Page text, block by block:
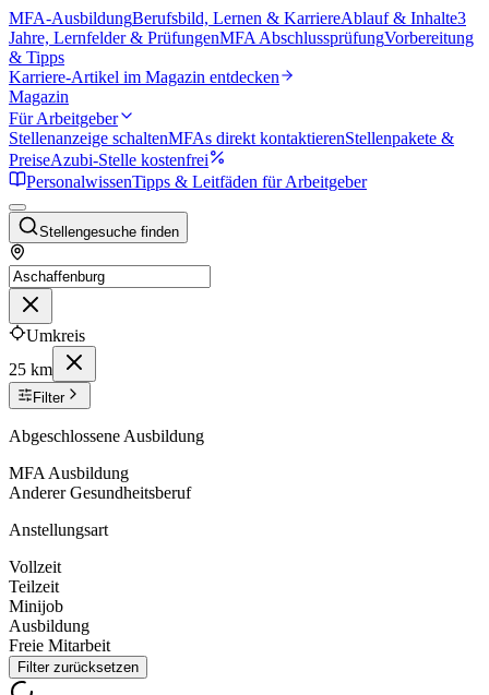
MFA-AusbildungBerufsbild, Lernen & KarriereAblauf & Inhalte3
Jahre, Lernfelder & PrüfungenMFA AbschlussprüfungVorbereitung
& Tipps
Karriere-Artikel im Magazin entdecken
Magazin
Für Arbeitgeber
Stellenanzeige schaltenMFAs direkt kontaktierenStellenpakete &
PreiseAzubi-Stelle kostenfrei
PersonalwissenTipps & Leitfäden für Arbeitgeber
Stellengesuche finden
Umkreis
25 km
Filter
Abgeschlossene Ausbildung
MFA Ausbildung
Anderer Gesundheitsberuf
Anstellungsart
Vollzeit
Teilzeit
Minijob
Ausbildung
Freie Mitarbeit
Filter zurücksetzen